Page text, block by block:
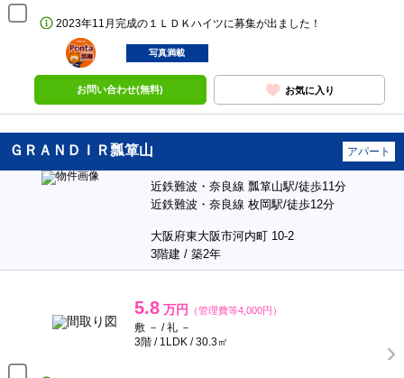
2023年11月完成の１ＬＤＫハイツに募集が出ました！
ポンタ
部屋
写真満載
お問い合わせ(無料) お気に入り
ＧＲＡＮＤＩＲ瓢箪山 アパート
近鉄難波・奈良線 瓢箪山駅/徒歩11分
近鉄難波・奈良線 枚岡駅/徒歩12分
大阪府東大阪市河内町 10-2
3階建 / 築2年
5.8 万円 （管理費等4,000円）
敷 － / 礼 －
3階 / 1LDK / 30.3㎡